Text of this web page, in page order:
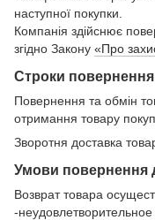
наступної покупки.
Компанія здійснює
згідно Закону «Про
Строки повернення
Повернення та обмін
отримання товару
Зворотня доставка
Умови повернення
Возврат товара
-